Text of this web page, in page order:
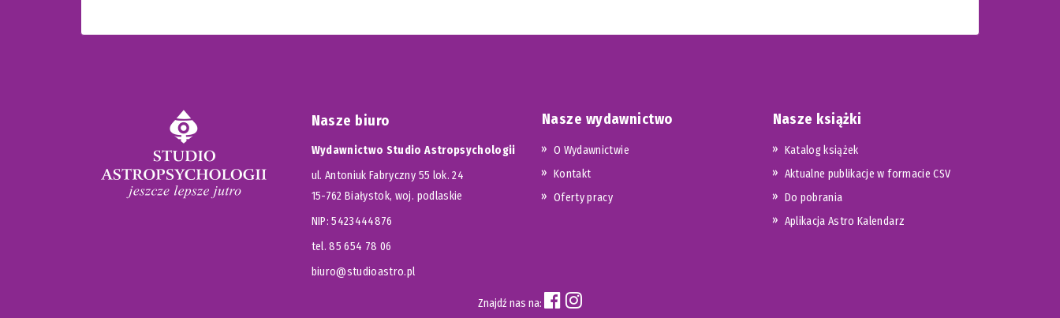
Nasze biuro
Wydawnictwo Studio Astropsychologii
ul. Antoniuk Fabryczny 55 lok. 24
15-762 Białystok, woj. podlaskie
NIP: 5423444876
tel. 85 654 78 06
biuro@studioastro.pl
Nasze wydawnictwo
O Wydawnictwie
Kontakt
Oferty pracy
Nasze książki
Katalog książek
Aktualne publikacje w formacie CSV
Do pobrania
Aplikacja Astro Kalendarz
Znajdź nas na: